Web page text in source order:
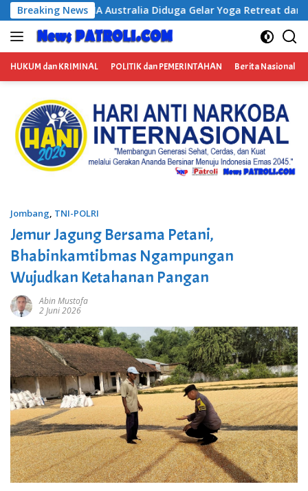
Langsung
ke
konten
Breaking News
Gelar Yoga Retreat dan Menjadi Instruktur Meditasi
HUKUM dan KRIMINAL POLITIK dan PEMERINTAHAN Berita Nasional
Jombang, TNI-POLRI
Jemur Jagung Bersama Petani,
Bhabinkamtibmas Ngampungan
Wujudkan Ketahanan Pangan
Abin Mustofa
2 Juni 2026